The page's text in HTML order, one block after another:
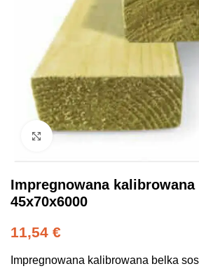
Click to enlarge
Impregnowana
45x70x6000
11,54 €
Impregnowana kalibrowana belka